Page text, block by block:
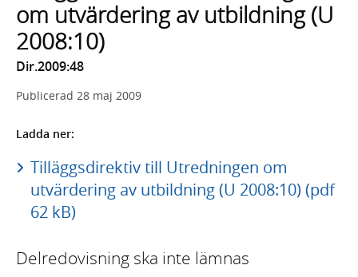
sökförslag
om utvärdering av utbildning (U
2008:10)
Dir.2009:48
Publicerad 28 maj 2009
Ladda ner:
Tilläggsdirektiv till Utredningen om
utvärdering av utbildning (U 2008:10) (pdf
62 kB)
Delredovisning ska inte lämnas